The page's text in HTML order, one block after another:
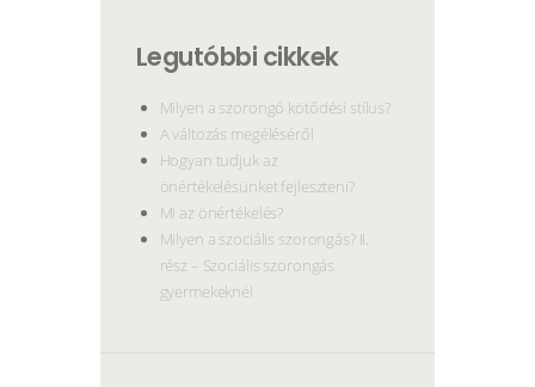
Legutóbbi cikkek
Milyen a szorongó kötődési stílus?
A változás megéléséről
Hogyan tudjuk az
önértékelésünket fejleszteni?
Mi az önértékelés?
Milyen a szociális szorongás? II.
rész – Szociális szorongás
gyermekeknél